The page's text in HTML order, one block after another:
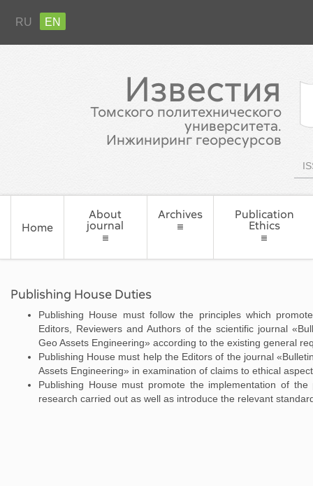
RU EN
Известия
Томского политехнического
университета.
Инжиниринг георесурсов
Home
About
journal
Archives
Publication
Ethics
Publishing House Duties
Publishing House must follow the principles which
Editors, Reviewers and Authors of the scientific journal
Geo Assets Engineering» according to the existing general
Publishing House must help the Editors of the journal
Assets Engineering» in examination of claims to ethical
Publishing House must promote the implementation of
research carried out as well as introduce the relevant